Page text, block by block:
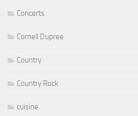
Concerts
Cornell Dupree
Country
Country Rock
cuisine